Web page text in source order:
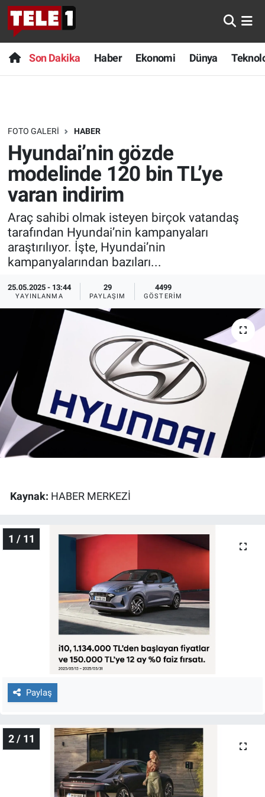
Son Dakika Haber Ekonomi Dünya
FOTO GALERI HABER
Hyundai’nin gözde
modelinde 120 bin TL’ye
varan indirim
Araç sahibi olmak isteyen birçok vatandaş
tarafından Hyundai’nin kampanyaları
araştırılıyor. İşte, Hyundai’nin
kampanyalarından bazıları...
25.05.2025 - 13:44
YAYINLANMA
29
PAYLAŞIM
4499
GÖSTERIM
Kaynak: HABER MERKEZİ
1 / 11
Paylaş
2 / 11
Anında Manşet
Başka Sohbetler
Bilim turu
Bilim ve Teknoloji Evreni
Doğa Konuşuyor
Dünya
Ege Saati
Ege'den Esintiler
Eğitim
Eğlence
Ekonomi
Forum
Gerçeğin İzinde
Gün Bitiyor
Gün Ortası
Günün görüntüsü
Haber
Kimdir
Kültür Sanat
Ne demişti
Son Dakika
Haber
Dünya
Teknoloji
Sağlık
Spor
Yayın Akışı
İletişim
Nöbetçi Eczaneler
Hava Durumu
Trafik Durumu
Süper Lig Puan Durumu ve Fikstür
Tüm Manşetler
Son Dakika Haberleri
Haber Arşivi